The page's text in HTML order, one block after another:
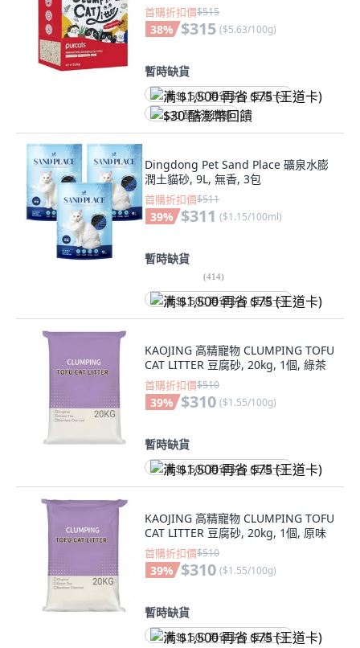
首購折扣價$515
38% $315 ($5.63/100g)
暫時缺貨
满 $1,500 再省 $75 (王道卡)
$30 酷澎幣回饋
Dingdong Pet Sand Place 礦泉水膨
潤土貓砂, 9L, 無香, 3包
首購折扣價$511
39% $311 ($1.15/100ml)
暫時缺貨
(414)
满 $1,500 再省 $75 (王道卡)
KAOJING 高精寵物 CLUMPING TOFU
CAT LITTER 豆腐砂, 20kg, 1個, 綠茶
首購折扣價$510
39% $310 ($1.55/100g)
暫時缺貨
满 $1,500 再省 $75 (王道卡)
KAOJING 高精寵物 CLUMPING TOFU
CAT LITTER 豆腐砂, 20kg, 1個, 原味
首購折扣價$510
39% $310 ($1.55/100g)
暫時缺貨
满 $1,500 再省 $75 (王道卡)